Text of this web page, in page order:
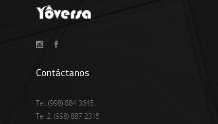
Contáctanos
Tel: (998) 884 3645
Tel 2: (998) 887 2315